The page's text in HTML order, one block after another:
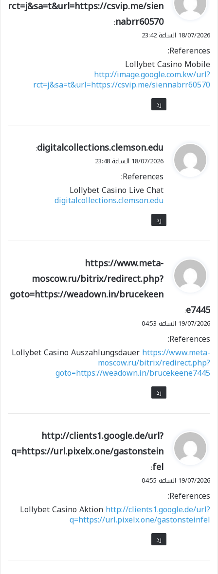
و
ل
rct=j&sa=t&url=https://csvip.me/sien
nabrr60570
:
18/07/2026 الساعة 23:42
References:
Lollybet Casino Mobile
http://image.google.com.kw/url?
rct=j&sa=t&url=https://csvip.me/siennabrr60570
رد
ي
ق
ل
digitalcollections.clemson.edu
:
18/07/2026 الساعة 23:48
References:
Lollybet Casino Live Chat
digitalcollections.clemson.edu
رد
ي
ق
و
ل
https://www.meta-
moscow.ru/bitrix/redirect.php?
goto=https://weadown.in/brucekeen
e7445
:
19/07/2026 الساعة 04:53
References:
Lollybet Casino Auszahlungsdauerhttps://www.meta-
moscow.ru/bitrix/redirect.php?
goto=https://weadown.in/brucekeene7445
رد
ي
و
ل
http://clients1.google.de/url?
q=https://url.pixelx.one/gastonstein
fel
:
19/07/2026 الساعة 04:55
References:
Lollybet Casino Aktionhttp://clients1.google.de/url?
q=https://url.pixelx.one/gastonsteinfel
رد